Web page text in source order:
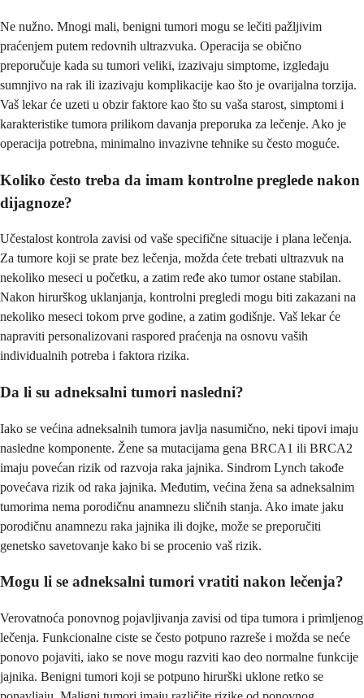
Ne nužno. Mnogi mali, benigni tumori mogu se lečiti pažljivim
praćenjem putem redovnih ultrazvuka. Operacija se obično
preporučuje kada su tumori veliki, izazivaju simptome, izgledaju
sumnjivo na rak ili izazivaju komplikacije kao što je ovarijalna torzija.
Vaš lekar će uzeti u obzir faktore kao što su vaša starost, simptomi i
karakteristike tumora prilikom davanja preporuka za lečenje. Ako je
operacija potrebna, minimalno invazivne tehnike su često moguće.
Koliko često treba da imam kontrolne preglede nakon
dijagnoze?
Učestalost kontrola zavisi od vaše specifične situacije i plana lečenja.
Za tumore koji se prate bez lečenja, možda ćete trebati ultrazvuk na
nekoliko meseci u početku, a zatim ređe ako tumor ostane stabilan.
Nakon hirurškog uklanjanja, kontrolni pregledi mogu biti zakazani na
nekoliko meseci tokom prve godine, a zatim godišnje. Vaš lekar će
napraviti personalizovani raspored praćenja na osnovu vaših
individualnih potreba i faktora rizika.
Da li su adneksalni tumori nasledni?
Iako se većina adneksalnih tumora javlja nasumično, neki tipovi imaju
nasledne komponente. Žene sa mutacijama gena BRCA1 ili BRCA2
imaju povećan rizik od razvoja raka jajnika. Sindrom Lynch takođe
povećava rizik od raka jajnika. Međutim, većina žena sa adneksalnim
tumorima nema porodičnu anamnezu sličnih stanja. Ako imate jaku
porodičnu anamnezu raka jajnika ili dojke, može se preporučiti
genetsko savetovanje kako bi se procenio vaš rizik.
Mogu li se adneksalni tumori vratiti nakon lečenja?
Verovatnoća ponovnog pojavljivanja zavisi od tipa tumora i primljenog
lečenja. Funkcionalne ciste se često potpuno razreše i možda se neće
ponovo pojaviti, iako se nove mogu razviti kao deo normalne funkcije
jajnika. Benigni tumori koji se potpuno hirurški uklone retko se